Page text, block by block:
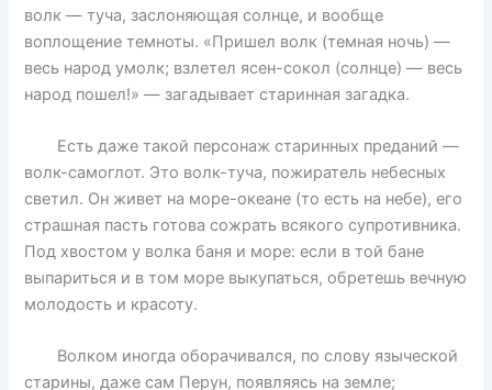
волк — туча, заслоняющая солнце, и вообще
воплощение темноты. «Пришел волк (темная ночь) —
весь народ умолк; взлетел ясен-сокол (солнце) — весь
народ пошел!» — загадывает старинная загадка.
Есть даже такой персонаж старинных преданий —
волк-самоглот. Это волк-туча, пожиратель небесных
светил. Он живет на море-океане (то есть на небе), его
страшная пасть готова сожрать всякого супротивника.
Под хвостом у волка баня и море: если в той бане
выпариться и в том море выкупаться, обретешь вечную
молодость и красоту.
Волком иногда оборачивался, по слову языческой
старины, даже сам Перун, появляясь на земле;